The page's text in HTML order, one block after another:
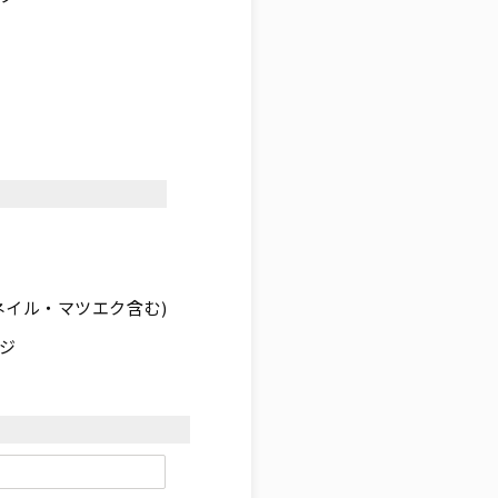
ル・マツエク含む)